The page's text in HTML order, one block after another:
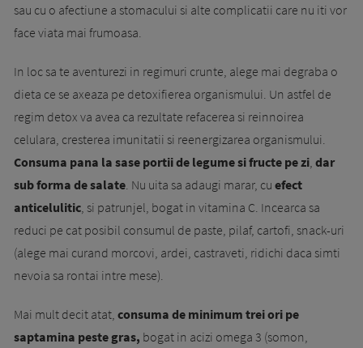
sau cu o afectiune a stomacului si alte complicatii care nu iti vor
face viata mai frumoasa.
In loc sa te aventurezi in regimuri crunte, alege mai de­graba o
dieta ce se axeaza pe detoxifierea organismului. Un astfel de
regim detox va avea ca rezultate refacerea si reinnoirea
celulara, cresterea imunitatii si ree­nergizarea organismului.
Consuma pana la sase portii de legume si fructe pe zi, dar
sub forma de salate. Nu uita sa adaugi marar, cu efect
anticelulitic, si patrunjel, bogat in vitamina C. Incearca sa
reduci pe cat posibil consumul de paste, pilaf, cartofi, snack-uri
(alege mai curand morcovi, ardei, castraveti, ridichi daca simti
nevoia sa rontai intre mese).
Mai mult decit atat, consuma de minimum trei ori pe
saptamina peste gras, bogat in acizi omega 3 (somon,